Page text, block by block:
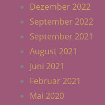
Dezember 2022
September 2022
September 2021
August 2021
Juni 2021
Februar 2021
Mai 2020